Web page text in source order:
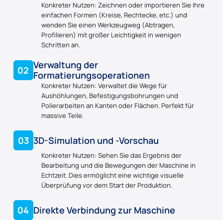
Konkreter Nutzen: Zeichnen oder importieren Sie Ihre
einfachen Formen (Kreise, Rechtecke, etc.) und
wenden Sie einen Werkzeugweg (Abtragen,
Profilieren) mit großer Leichtigkeit in wenigen
Schritten an.
02 Verwaltung der
Formatierungsoperationen
Konkreter Nutzen: Verwaltet die Wege für
Aushöhlungen, Befestigungsbohrungen und
Polierarbeiten an Kanten oder Flächen. Perfekt für
massive Teile.
03 3D-Simulation und -Vorschau
Konkreter Nutzen: Sehen Sie das Ergebnis der
Bearbeitung und die Bewegungen der Maschine in
Echtzeit. Dies ermöglicht eine wichtige visuelle
Überprüfung vor dem Start der Produktion.
04 Direkte Verbindung zur Maschine